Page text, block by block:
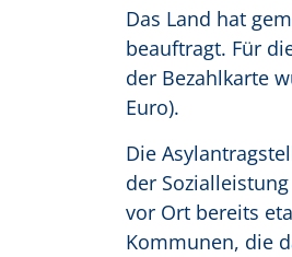
Das Land hat
beauftragt. Für
der Bezahlkarte
Euro).
Die
der
vor Ort bereits
Kommunen, die